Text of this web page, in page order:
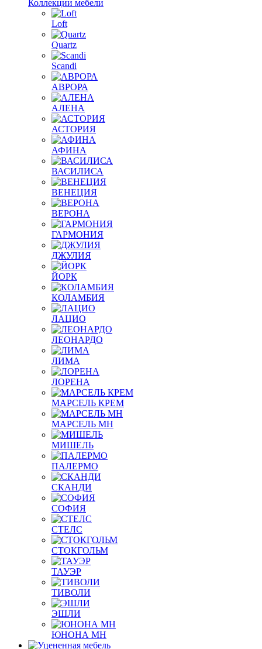
Коллекции мебели
Loft
Quartz
Scandi
АВРОРА
АЛЕНА
АСТОРИЯ
АФИНА
ВАСИЛИСА
ВЕНЕЦИЯ
ВЕРОНА
ГАРМОНИЯ
ДЖУЛИЯ
ЙОРК
КОЛАМБИЯ
ЛАЦИО
ЛЕОНАРДО
ЛИМА
ЛОРЕНА
МАРСЕЛЬ КРЕМ
МАРСЕЛЬ МН
МИШЕЛЬ
ПАЛЕРМО
СКАНДИ
СОФИЯ
СТЕЛС
СТОКГОЛЬМ
ТАУЭР
ТИВОЛИ
ЭШЛИ
ЮНОНА МН